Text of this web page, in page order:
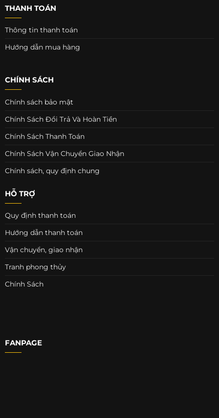
THANH TOÁN
Thông tin thanh toán
Hướng dẫn mua hàng
CHÍNH SÁCH
Chính sách bảo mật
Chính Sách Đổi Trả Và Hoàn Tiền
Chính Sách Thanh Toán
Chính Sách Vận Chuyển Giao Nhận
Chính sách, quy định chung
HỖ TRỢ
Quy định thanh toán
Hướng dẫn thanh toán
Vận chuyển, giao nhận
Tranh phong thủy
Chính Sách
FANPAGE